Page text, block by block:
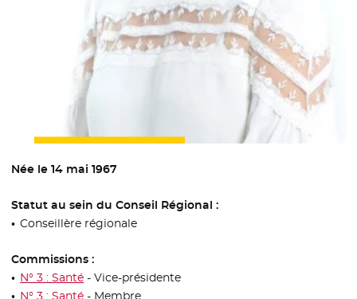
Née le 14 mai 1967
Statut au sein du Conseil Régional :
Conseillère régionale
Commissions :
N° 3 : Santé - Vice-présidente
N° 3 : Santé - Membre